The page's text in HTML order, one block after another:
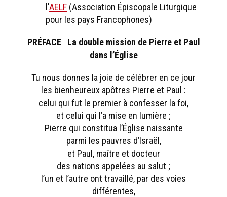
l'AELF (Association Épiscopale Liturgique
pour les pays Francophones)
PRÉFACE La double mission de Pierre et Paul
dans l’Église
Tu nous donnes la joie de célébrer en ce jour
les bienheureux apôtres Pierre et Paul :
celui qui fut le premier à confesser la foi,
et celui qui l’a mise en lumière ;
Pierre qui constitua l’Église naissante
parmi les pauvres d’Israël,
et Paul, maître et docteur
des nations appelées au salut ;
l’un et l’autre ont travaillé, par des voies
différentes,